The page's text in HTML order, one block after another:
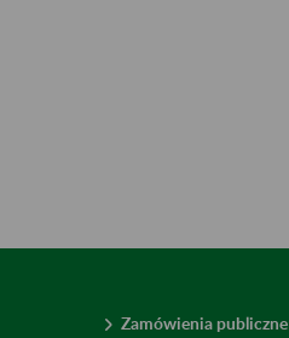
Zamówienia publiczne